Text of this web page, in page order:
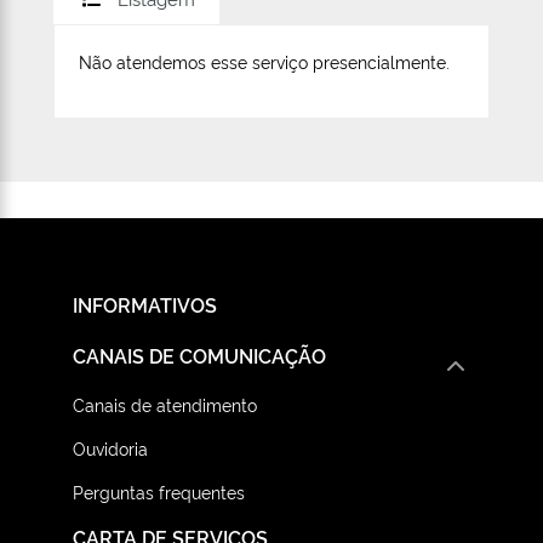
Não atendemos esse serviço presencialmente.
INFORMATIVOS
CANAIS DE COMUNICAÇÃO
Canais de atendimento
Ouvidoria
Perguntas frequentes
CARTA DE SERVIÇOS